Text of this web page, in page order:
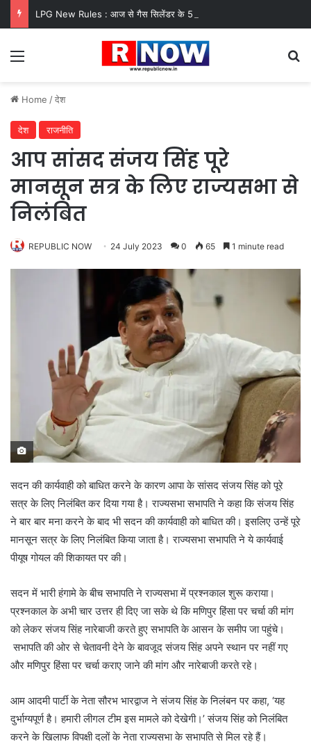
Menu
Home /देश
देश राजनीति
आप सांसद संजय सिंह पूरे
मानसून सत्र के लिए राज्यसभा से
निलंबित
REPUBLIC NOW 24 July 2023 0 65 1 minute read
सदन की कार्यवाही को बाधित करने के कारण आपा के सांसद संजय सिंह को पूरे
सत्र के लिए निलंबित कर दिया गया है। राज्यसभा सभापति ने कहा कि संजय सिंह
ने बार बार मना करने के बाद भी सदन की कार्यवाही को बाधित की। इसलिए उन्हें पूरे
मानसून सत्र के लिए निलंबित किया जाता है। राज्यसभा सभापति ने ये कार्यवाई
पीयूष गोयल की शिकायत पर की।
सदन में भारी हंगामे के बीच सभापति ने राज्यसभा में प्रश्नकाल शुरू कराया।
प्रश्नकाल के अभी चार उत्तर ही दिए जा सके थे कि मणिपुर हिंसा पर चर्चा की मांग
को लेकर संजय सिंह नारेबाजी करते हुए सभापति के आसन के समीप जा पहुंचे।
सभापति की ओर से चेतावनी देने के बावजूद संजय सिंह अपने स्थान पर नहीं गए
और मणिपुर हिंसा पर चर्चा कराए जाने की मांग और नारेबाजी करते रहे।
आम आदमी पार्टी के नेता सौरभ भारद्वाज ने संजय सिंह के निलंबन पर कहा, ‘यह
दुर्भाग्यपूर्ण है। हमारी लीगल टीम इस मामले को देखेगी।’ संजय सिंह को निलंबित
करने के खिलाफ विपक्षी दलों के नेता राज्यसभा के सभापति से मिल रहे हैं।